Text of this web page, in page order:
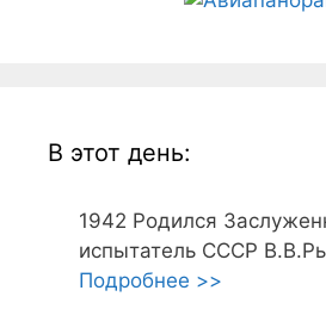
В этот день:
1942 Родился
испытатель СССР
Подробнее >>